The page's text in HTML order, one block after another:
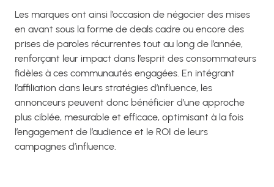
Les marques ont ainsi l’occasion de négocier des mises
en avant sous la forme de deals cadre ou encore des
prises de paroles récurrentes tout au long de l’année,
renforçant leur impact dans l’esprit des consommateurs
fidèles à ces communautés engagées. En intégrant
l’affiliation dans leurs stratégies d’influence, les
annonceurs peuvent donc bénéficier d’une approche
plus ciblée, mesurable et efficace, optimisant à la fois
l’engagement de l’audience et le ROI de leurs
campagnes d’influence.